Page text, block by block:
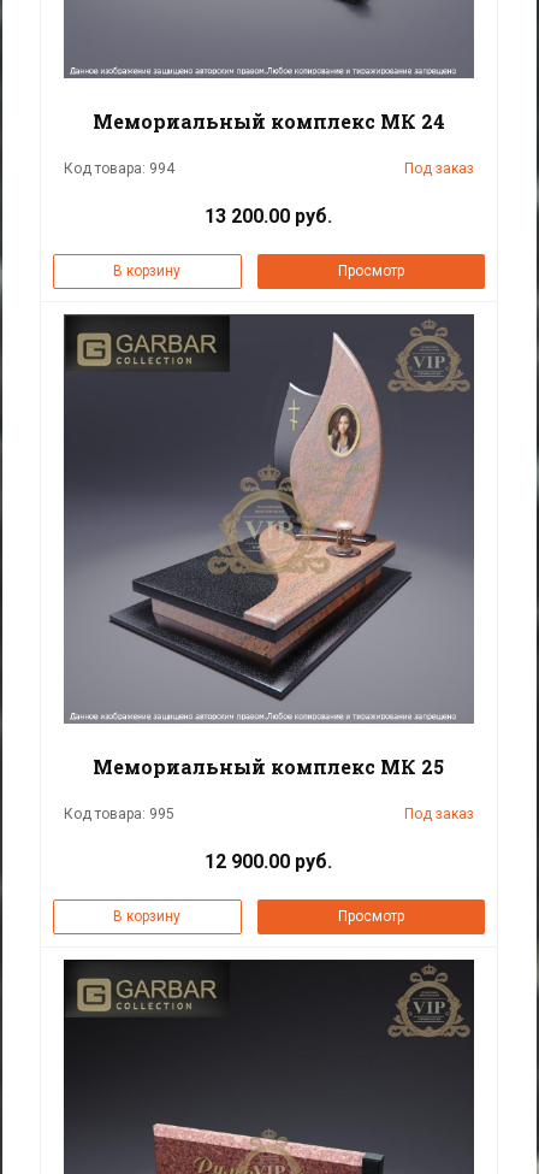
Мемориальный комплекс МК 24
Код товара: 994 Под заказ
13 200.00 руб.
В корзину Просмотр
Мемориальный комплекс МК 25
Код товара: 995 Под заказ
12 900.00 руб.
В корзину Просмотр